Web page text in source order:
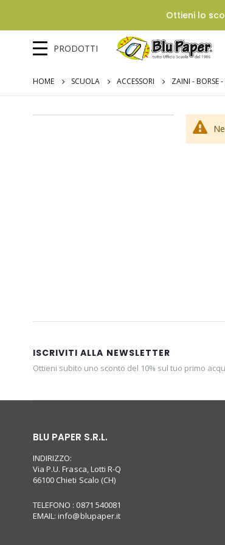
Ottieni lo
PRODOTTI
HOME SCUOLA ACCESSORI ZAINI - BORSE -
ISCRIVITI ALLA NEWSLETTER
Ottieni subito uno sconto del 10% sul tuo primo
BLU PAPER S.R.L.
INDIRIZZO:
Via P.U. Frasca, Lotti R-Q
66100 Chieti Scalo (CH)
TELEFONO : 0871 540081
EMAIL:info@blupaper.it